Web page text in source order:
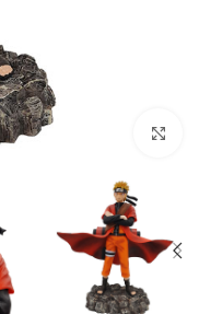
بزرگنمایی تصویر